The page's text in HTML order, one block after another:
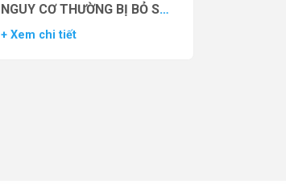
NGUY CƠ THƯỜNG BỊ BỎ SÓT
– DỮ LIỆU TỪ NGHIÊN CỨU
+ Xem chi tiết